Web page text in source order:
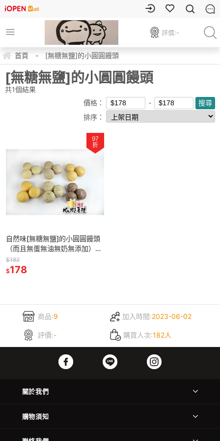
評價:-
首頁 - [無糖無鹽]的小圓圓饅頭
[無糖無鹽]的小圓圓饅頭
共1個結果
價格：
排序：
97
折
自然味[無糖無鹽]的小圓圓饅頭
（而且無蛋無油無奶無添加）每
顆約30公克、每包15顆、450
公克/包
$182
$178
商品:9 加入時間:2023-06-02
評價:- 購買人次:182人
關於我們
購物須知